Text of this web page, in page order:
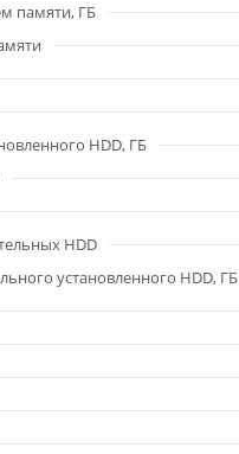
памяти, ГБ
HDD, ГБ
HDD
установленного HDD, ГБ